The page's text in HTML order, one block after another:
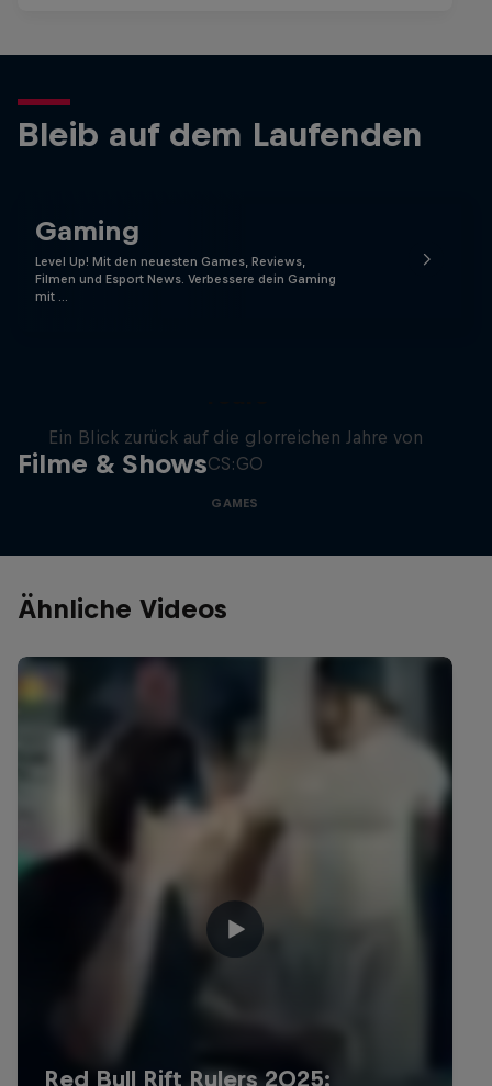
Bleib auf dem Laufenden
Gaming
Level Up! Mit den neuesten Games, Reviews,
Filmen und Esport News. Verbessere dein Gaming
mit …
Filme & Shows
Ein Blick zurück auf die glorreichen Jahre von
CS:GO
GAMES
Ähnliche Videos